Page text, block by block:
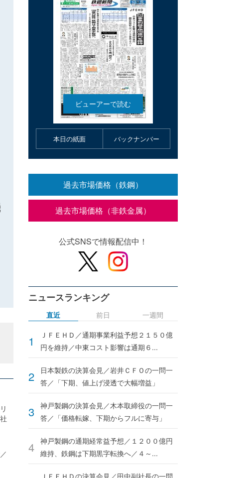
本日の紙面 バックナンバー
過去市場価格（鉄鋼）
過去市場価格（非鉄金属）
公式SNSで情報配信中！
ニュースランキング
直近
ＪＦＥＨＤ／通期事業利益予想２１５０億
円を維持／中東コスト影響は通期６...
日本製鉄の決算会見／岩井ＣＦＯの一問一
答／「下期、値上げ浸透で大幅増益」
神戸製鋼の決算会見／木本取締役の一問一
答／「価格転嫁、下期からフルに寄与」
神戸製鋼の通期経常益予想／１２００億円
維持、鉄鋼は下期黒字転換へ／４～...
ＪＦＥＨＤの決算会見／田中副社長の一問
前日 一週間